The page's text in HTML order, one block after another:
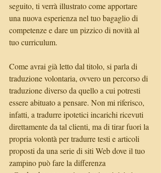
seguito, ti verrà illustrato come apportare
una nuova esperienza nel tuo bagaglio di
competenze e dare un pizzico di novità al
tuo curriculum.
Come avrai già letto dal titolo, si parla di
traduzione volontaria, ovvero un percorso di
traduzione diverso da quello a cui potresti
essere abituato a pensare. Non mi riferisco,
infatti, a tradurre ipotetici incarichi ricevuti
direttamente da tal clienti, ma di tirar fuori la
propria volontà per tradurre testi e articoli
proposti da una serie di siti Web dove il tuo
zampino può fare la differenza